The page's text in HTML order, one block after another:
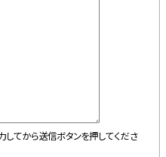
てから送信ボタンを押してくださ